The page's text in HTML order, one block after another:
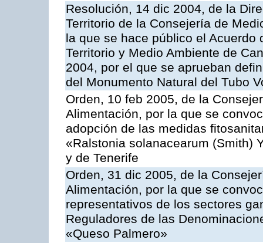
Resolución, 14 dic 2004, de la
Territorio de la Consejería de
la que se hace público el
Territorio y Medio Ambiente de
2004, por el que se aprueban
del Monumento Natural del Tubo
Orden, 10 feb 2005, de la
Alimentación, por la que se
adopción de las medidas
«Ralstonia solanacearum (Smith)
y de Tenerife
Orden, 31 dic 2005, de la
Alimentación, por la que se
representativos de los sectores
Reguladores de las
«Queso Palmero»